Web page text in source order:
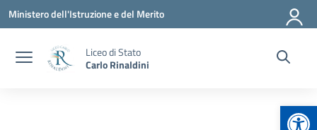
Vai ai contenuti
Vai al menu di navigazione
Vai al footer
Ministero dell'Istruzione e del Merito
Liceo di Stato
Carlo Rinaldini